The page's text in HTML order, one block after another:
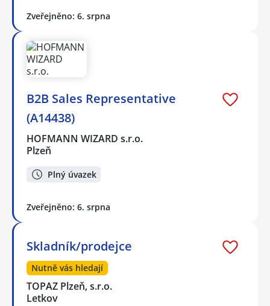
Zveřejněno: 6. srpna
B2B Sales Representative
(A14438)
HOFMANN WIZARD s.r.o.
Plzeň
Plný úvazek
Zveřejněno: 6. srpna
Skladník/prodejce
Nutně vás hledají
TOPAZ Plzeň, s.r.o.
Letkov